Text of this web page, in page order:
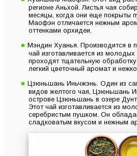
регионе Аньхой. Листья чая
месяцы, когда они еще покрыты
Маофэн отличается нежным
оттенками орхидеи.
Мэндин Хуанья. Производится в
чай изготавливается из
проходят тщательную
легкий цветочный аромат и
Цзюньшань Иньчжэнь. Один из
видов желтого чая, Цзюньшань
острове Цзюньшань в озере
Этот чай изготавливается из
серебристым пушком. Он
сладковатым вкусом и нежным